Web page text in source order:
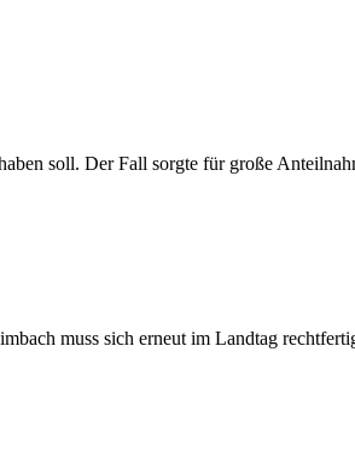
soll. Der Fall sorgte für große
muss sich erneut im Landtag